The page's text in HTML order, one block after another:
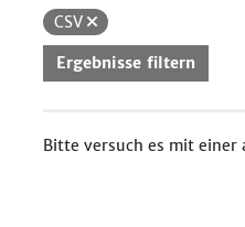
CSV
Ergebnisse filtern
Bitte versuch es mit einer